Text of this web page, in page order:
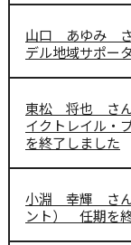
山口 あゆみ さ
デル地域サポータ
東松 将也 さ
イクトレイル・
を終了しました
小淵 幸輝 さ
ント） 任期を